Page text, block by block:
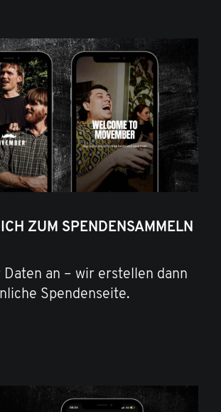
ZUM SPENDENSAMMELN
Daten an – wir erstellen dann
Spendenseite.